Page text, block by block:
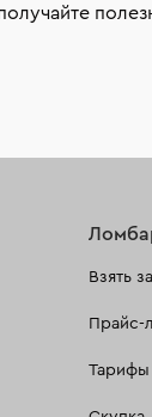
Взять
Прайс-
Тарифы